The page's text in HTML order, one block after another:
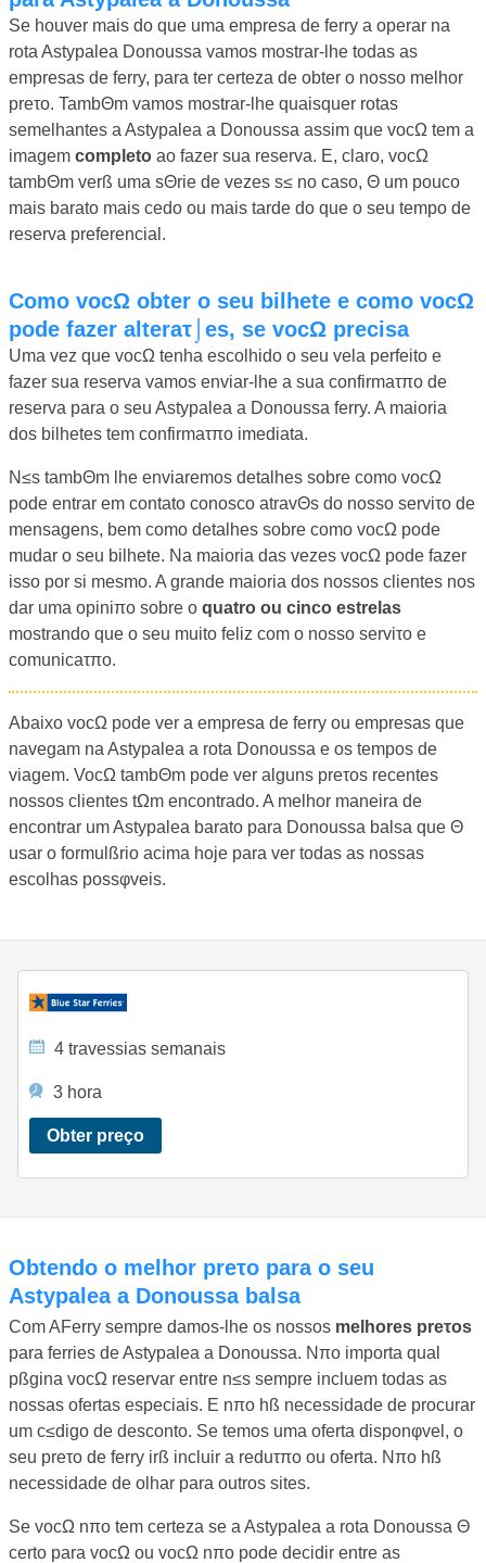
Se houver mais do que uma empresa de ferry a operar na
rota Astypalea Donoussa vamos mostrar-lhe todas as
empresas de ferry, para ter certeza de obter o nosso melhor
preτo. TambΘm vamos mostrar-lhe quaisquer rotas
semelhantes a Astypalea a Donoussa assim que vocΩ tem a
imagem completo ao fazer sua reserva. E, claro, vocΩ
tambΘm verß uma sΘrie de vezes s≤ no caso, Θ um pouco
mais barato mais cedo ou mais tarde do que o seu tempo de
reserva preferencial.
Como vocΩ obter o seu bilhete e como vocΩ
pode fazer alteraτ⌡es, se vocΩ precisa
Uma vez que vocΩ tenha escolhido o seu vela perfeito e
fazer sua reserva vamos enviar-lhe a sua confirmaτπo de
reserva para o seu Astypalea a Donoussa ferry. A maioria
dos bilhetes tem confirmaτπo imediata.
N≤s tambΘm lhe enviaremos detalhes sobre como vocΩ
pode entrar em contato conosco atravΘs do nosso serviτo de
mensagens, bem como detalhes sobre como vocΩ pode
mudar o seu bilhete. Na maioria das vezes vocΩ pode fazer
isso por si mesmo. A grande maioria dos nossos clientes nos
dar uma opiniπo sobre o quatro ou cinco estrelas
mostrando que o seu muito feliz com o nosso serviτo e
comunicaτπo.
Abaixo vocΩ pode ver a empresa de ferry ou empresas que
navegam na Astypalea a rota Donoussa e os tempos de
viagem. VocΩ tambΘm pode ver alguns preτos recentes
nossos clientes tΩm encontrado. A melhor maneira de
encontrar um Astypalea barato para Donoussa balsa que Θ
usar o formulßrio acima hoje para ver todas as nossas
escolhas possφveis.
4 travessias semanais
3 hora
Obter preço
Obtendo o melhor preτo para o seu
Astypalea a Donoussa balsa
Com AFerry sempre damos-lhe os nossos melhores preτos
para ferries de Astypalea a Donoussa. Nπo importa qual
pßgina vocΩ reservar entre n≤s sempre incluem todas as
nossas ofertas especiais. E nπo hß necessidade de procurar
um c≤digo de desconto. Se temos uma oferta disponφvel, o
seu preτo de ferry irß incluir a reduτπo ou oferta. Nπo hß
necessidade de olhar para outros sites.
Se vocΩ nπo tem certeza se a Astypalea a rota Donoussa Θ
certo para vocΩ ou vocΩ nπo pode decidir entre as